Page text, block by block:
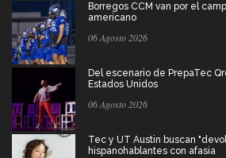
Borregos CCM van por el
americano
06 Agosto 2026
Del escenario de PrepaTec
Estados Unidos
06 Agosto 2026
Tec y UT Austin buscan
hispanohablantes con afasia